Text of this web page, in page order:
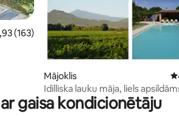
vērtējums: 4,93 no 5, atsauksmju
(163)
Mājoklis
Idilliska lauku māja, liels
un privāts dārzs
gaisa kondicionētāju